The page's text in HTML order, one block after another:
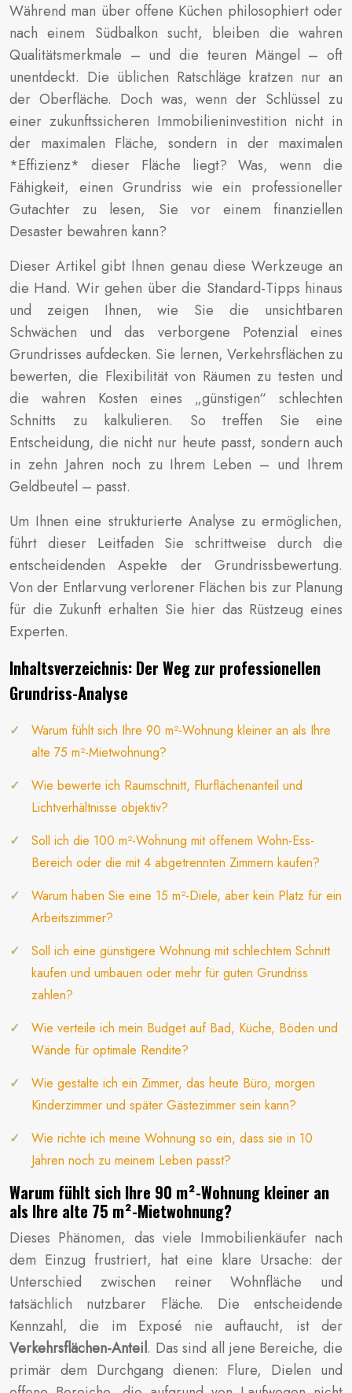
Während man über offene Küchen philosophiert oder
nach einem Südbalkon sucht, bleiben die wahren
Qualitätsmerkmale – und die teuren Mängel – oft
unentdeckt. Die üblichen Ratschläge kratzen nur an
der Oberfläche. Doch was, wenn der Schlüssel zu
einer zukunftssicheren Immobilieninvestition nicht in
der maximalen Fläche, sondern in der maximalen
*Effizienz* dieser Fläche liegt? Was, wenn die
Fähigkeit, einen Grundriss wie ein professioneller
Gutachter zu lesen, Sie vor einem finanziellen
Desaster bewahren kann?
Dieser Artikel gibt Ihnen genau diese Werkzeuge an
die Hand. Wir gehen über die Standard-Tipps hinaus
und zeigen Ihnen, wie Sie die unsichtbaren
Schwächen und das verborgene Potenzial eines
Grundrisses aufdecken. Sie lernen, Verkehrsflächen zu
bewerten, die Flexibilität von Räumen zu testen und
die wahren Kosten eines „günstigen“ schlechten
Schnitts zu kalkulieren. So treffen Sie eine
Entscheidung, die nicht nur heute passt, sondern auch
in zehn Jahren noch zu Ihrem Leben – und Ihrem
Geldbeutel – passt.
Um Ihnen eine strukturierte Analyse zu ermöglichen,
führt dieser Leitfaden Sie schrittweise durch die
entscheidenden Aspekte der Grundrissbewertung.
Von der Entlarvung verlorener Flächen bis zur Planung
für die Zukunft erhalten Sie hier das Rüstzeug eines
Experten.
Inhaltsverzeichnis: Der Weg zur professionellen
Grundriss-Analyse
Warum fühlt sich Ihre 90 m²-Wohnung kleiner an als Ihre
alte 75 m²-Mietwohnung?
Wie bewerte ich Raumschnitt, Flurflächenanteil und
Lichtverhältnisse objektiv?
Soll ich die 100 m²-Wohnung mit offenem Wohn-Ess-
Bereich oder die mit 4 abgetrennten Zimmern kaufen?
Warum haben Sie eine 15 m²-Diele, aber kein Platz für ein
Arbeitszimmer?
Soll ich eine günstigere Wohnung mit schlechtem Schnitt
kaufen und umbauen oder mehr für guten Grundriss
zahlen?
Wie verteile ich mein Budget auf Bad, Küche, Böden und
Wände für optimale Rendite?
Wie gestalte ich ein Zimmer, das heute Büro, morgen
Kinderzimmer und später Gästezimmer sein kann?
Wie richte ich meine Wohnung so ein, dass sie in 10
Jahren noch zu meinem Leben passt?
Warum fühlt sich Ihre 90 m²-Wohnung kleiner an
als Ihre alte 75 m²-Mietwohnung?
Dieses Phänomen, das viele Immobilienkäufer nach
dem Einzug frustriert, hat eine klare Ursache: der
Unterschied zwischen reiner Wohnfläche und
tatsächlich nutzbarer Fläche. Die entscheidende
Kennzahl, die im Exposé nie auftaucht, ist der
Verkehrsflächen-Anteil. Das sind all jene Bereiche, die
primär dem Durchgang dienen: Flure, Dielen und